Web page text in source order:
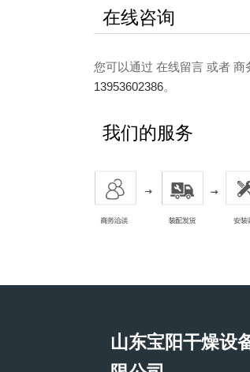
在线咨询
您可以通过 在线留言 或者 商
13953602386。
我们的服务
山东宝阳干燥设